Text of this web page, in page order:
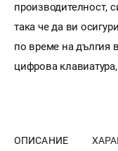
производителност,
така че да ви
по време на дългия
цифрова
ОПИСАНИЕ